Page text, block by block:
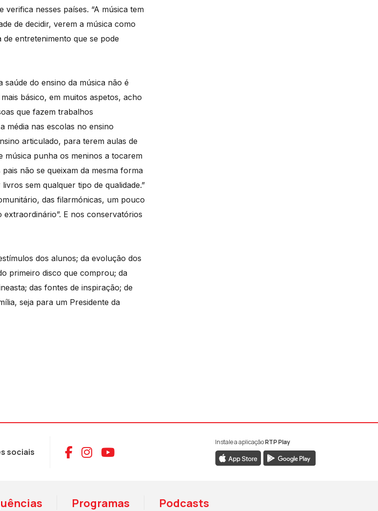
verifica nesses países. “A música tem
de decidir, verem a música como
de entretenimento que se pode
saúde do ensino da música não é
básico, em muitos aspetos, acho
que fazem trabalhos
média nas escolas no ensino
articulado, para terem aulas de
punha os meninos a tocarem
não se queixam da mesma forma
sem qualquer tipo de qualidade.”
das filarmónicas, um pouco
E nos conservatórios
dos alunos; da evolução dos
primeiro disco que comprou; da
das fontes de inspiração; de
seja para um Presidente da
sociais Aceder ao Facebook da RTP Antena 1
Aceder ao Instagram da RTP Antena 1
Aceder ao YouTube da RTP Antena 1
Instale a aplicaçãoRTP Play
Programas Podcasts